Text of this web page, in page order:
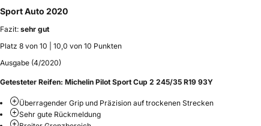
Sport Auto 2020
Fazit: sehr gut
Platz 8 von 10 | 10,0 von 10 Punkten
Ausgabe (4/2020)
Getesteter Reifen: Michelin Pilot Sport Cup 2 245/35 R19 93Y
Überragender Grip und Präzision auf trockenen Strecken
Sehr gute Rückmeldung